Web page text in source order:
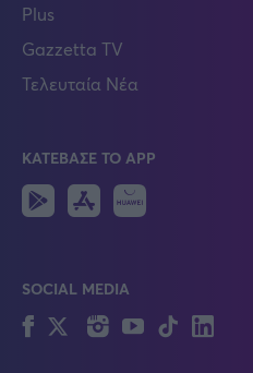
Plus
Gazzetta TV
Τελευταία Νέα
ΚΑΤΕΒΑΣΕ ΤΟ APP
Android
IOS
SOCIAL MEDIA
FacebookTwitterInstagram
YouTubeTikTok